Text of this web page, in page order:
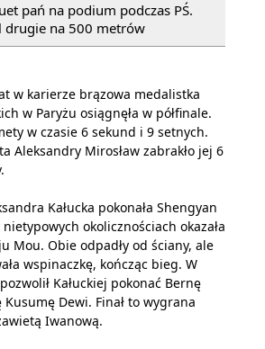
pań na podium podczas PŚ.
drugie na 500 metrów
w karierze brązowa medalistka
w Paryżu osiągnęła w półfinale.
w czasie 6 sekund i 9 setnych.
Aleksandry Mirosław zabrakło jej 6
Kałucka pokonała Shengyan
okolicznościach okazała
Mou. Obie odpadły od ściany, ale
wspinaczkę, kończąc bieg. W
Kałuckiej pokonać Bernę
Kusumę Dewi. Finał to wygrana
Iwanową.